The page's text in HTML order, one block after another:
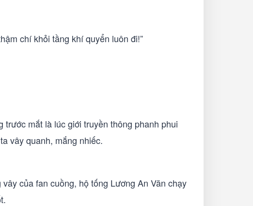
chí khỏi tầng khí quyển luôn đi!”
mắt là lúc giới truyền thông phanh phui
vây quanh, mắng nhiếc.
của fan cuồng, hộ tống Lương An Vãn chạy